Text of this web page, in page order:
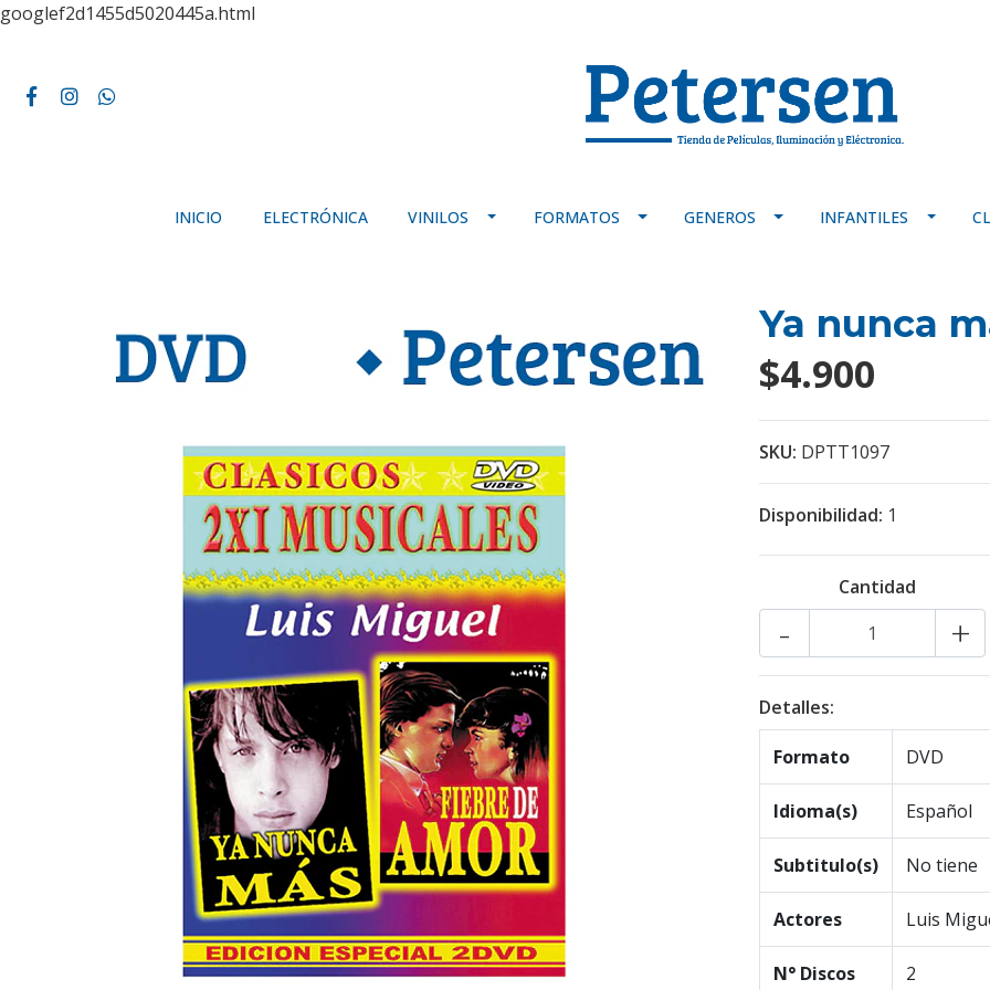
googlef2d1455d5020445a.html
INICIO ELECTRÓNICA VINILOS FORMATOS GENEROS INFANTILES
Ya nunca
$4.900
SKU: DPTT1097
Disponibilidad: 1
Cantidad
+
-
Detalles:
Formato DVD
Idioma(s) Español
Subtitulo(s) No tiene
Actores Luis
N° Discos 2